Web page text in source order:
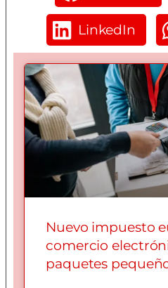
LinkedIn
Nuevo impuesto
comercio
paquetes